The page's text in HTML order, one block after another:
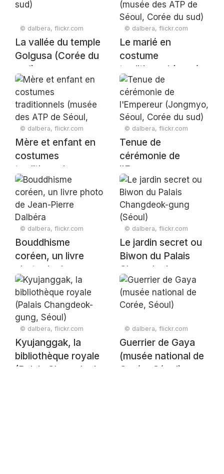
© dalbera, flickr.com
La vallée du temple
Golgusa (Corée du
sud)
© dalbera, flickr.com
Le marié en
costume
traditionnel (musée
des ATP de Séoul,
Corée du sud)
© dalbera, flickr.com
Mère et enfant en
costumes
traditionnels
(musée des ATP de
Séoul, Corée du
sud)
© dalbera, flickr.com
Tenue de
cérémonie de
l'Empereur
(Jongmyo, Séoul,
Corée du sud)
© dalbera, flickr.com
Bouddhisme
coréen, un livre
photo de Jean-
Pierre Dalbéra
© dalbera, flickr.com
Le jardin secret ou
Biwon du Palais
Changdeok-gung
(Séoul)
© dalbera, flickr.com
Kyujanggak, la
bibliothèque royale
(Palais Changdeok-
© dalbera, flickr.com
Guerrier de Gaya
(musée national de
Corée, Séoul)